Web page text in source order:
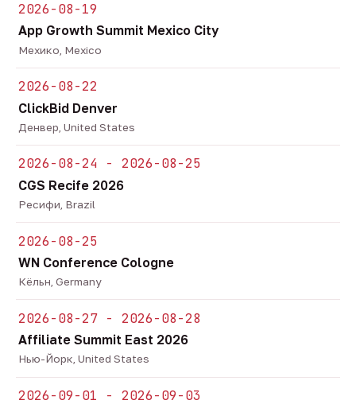
2026-08-19
App Growth Summit Mexico City
Мехико, Mexico
2026-08-22
ClickBid Denver
Денвер, United States
2026-08-24 - 2026-08-25
CGS Recife 2026
Ресифи, Brazil
2026-08-25
WN Conference Cologne
Кёльн, Germany
2026-08-27 - 2026-08-28
Affiliate Summit East 2026
Нью-Йорк, United States
2026-09-01 - 2026-09-03